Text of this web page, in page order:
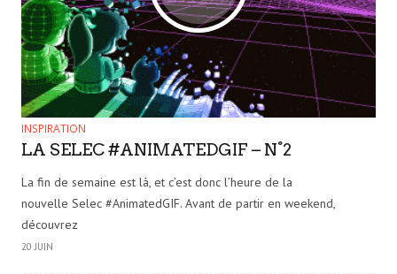
INSPIRATION
LA SELEC #ANIMATEDGIF – N°2
La fin de semaine est là, et c’est donc l’heure de la
nouvelle Selec #AnimatedGIF. Avant de partir en weekend,
découvrez
20 JUIN